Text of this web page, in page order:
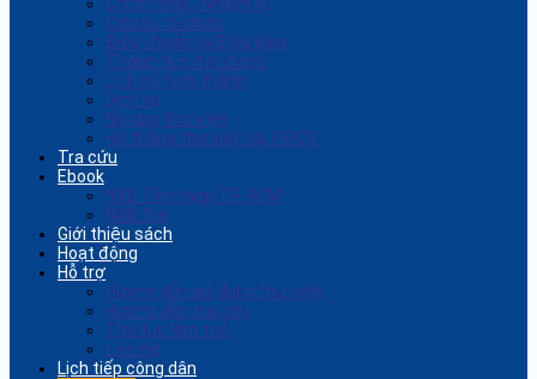
Cơ cấu tổ chức
Điều khoản và Điều kiện
Thành tích đạt được
Lịch sử hình thành
Dịch vụ
Nội quy thư viện
Hệ thống thư viện xã, PĐCS
Tra cứu
Ebook
NXB Tổng hợp TP. HCM
NXB Trẻ
Giới thiệu sách
Hoạt động
Hỗ trợ
Hướng dẫn sử dụng thư viện
Hướng dẫn tra cứu
Thủ tục làm thẻ
Liên hệ
Lịch tiếp công dân